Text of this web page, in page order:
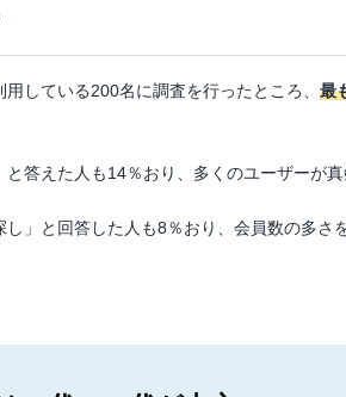
用している200名に調査を行ったところ、最
と答えた人も14％おり、多くのユーザーが
し」と回答した人も8％おり、会員数の多さ